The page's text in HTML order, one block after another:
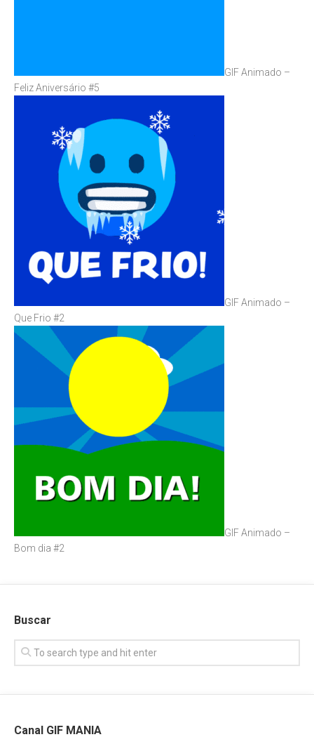
GIF Animado –
Feliz Aniversário #5
GIF Animado –
Que Frio #2
GIF Animado –
Bom dia #2
Buscar
Canal GIF MANIA